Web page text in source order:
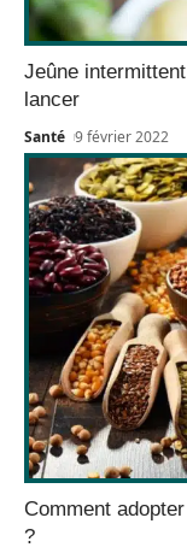
Jeûne
lancer
Santé 9 février 2022
Comment
?